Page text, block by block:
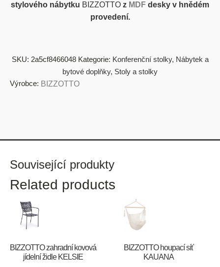
stylového nábytku BIZZOTTO z MDF desky v hnědém
provedení.
SKU: 2a5cf8466048 Kategorie: Konferenční stolky, Nábytek a
bytové doplňky, Stoly a stolky
Výrobce: BIZZOTTO
Související produkty
Related products
BIZZOTTO zahradní kovová
jídelní židle KELSIE
BIZZOTTO houpací síť
KAUANA